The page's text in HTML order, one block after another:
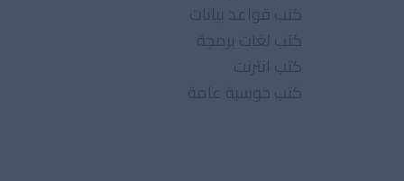
كتب قواعد بيانات
كتب لغات برمجة
كتب انترنت
كتب حوسبة عامة